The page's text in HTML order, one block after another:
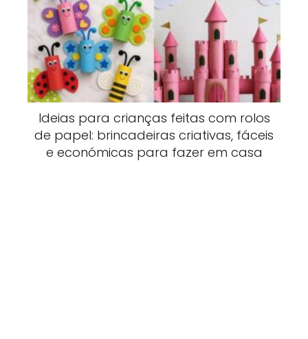
Ideias para crianças feitas com rolos
de papel: brincadeiras criativas, fáceis
e económicas para fazer em casa